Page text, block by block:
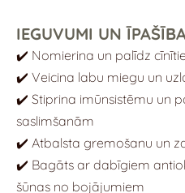
IEGUVUMI UN
✔️ Nomierina un palīdz
✔️ Veicina labu miegu un
✔️ Stiprina imūnsistēmu un
saslimšanām
✔️ Atbalsta gremošanu un
✔️ Bagāts ar dabīgiem
šūnas no bojājumiem